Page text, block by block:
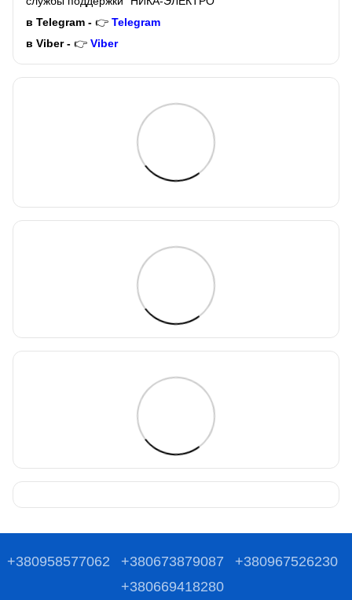
в Telegram - 👉 Telegram
в Viber - 👉 Viber
+380958577062 +380673879087
+380967526230
+380669418280